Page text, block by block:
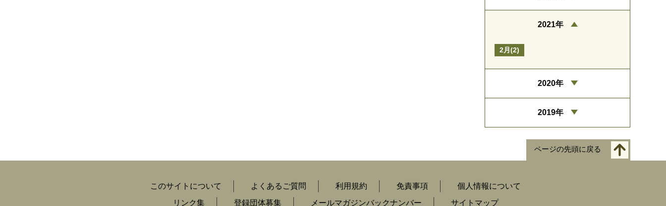
2021年
2月(2)
2020年
2019年
ページの先頭に戻る
このサイトについて よくあるご質問 利用規約 免責事項
個人情報について
リンク集
登録団体募集 メールマガジンバックナンバー サイトマップ